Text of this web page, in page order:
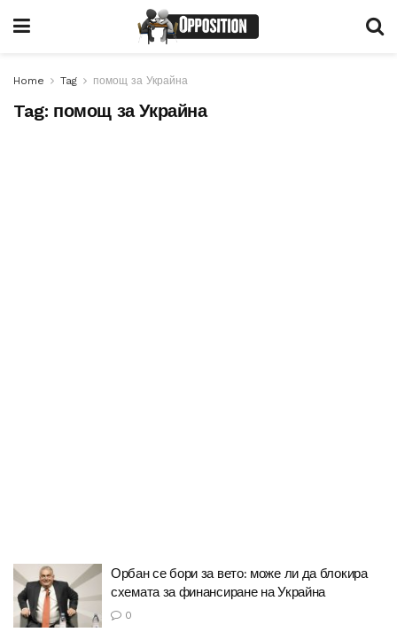
Home Tag помощ за Украйна
Tag: помощ за Украйна
Орбан се бори за вето: може ли да блокира
схемата за финансиране на Украйна
0